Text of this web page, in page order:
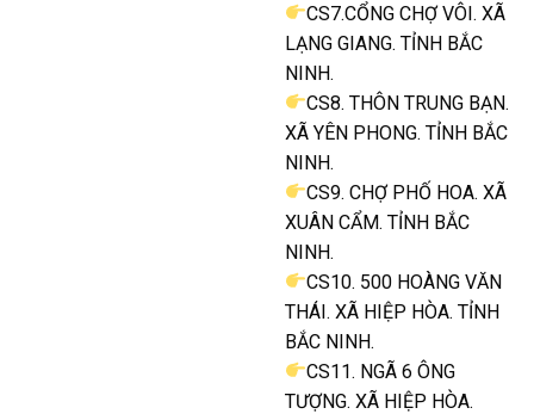
CS7.CỔNG CHỢ VÔI. XÃ
LẠNG GIANG. TỈNH BẮC
NINH.
CS8. THÔN TRUNG BẠN.
XÃ YÊN PHONG. TỈNH BẮC
NINH.
CS9. CHỢ PHỐ HOA. XÃ
XUÂN CẨM. TỈNH BẮC
NINH.
CS10. 500 HOÀNG VĂN
THÁI. XÃ HIỆP HÒA. TỈNH
BẮC NINH.
CS11. NGÃ 6 ÔNG
TƯỢNG. XÃ HIỆP HÒA.